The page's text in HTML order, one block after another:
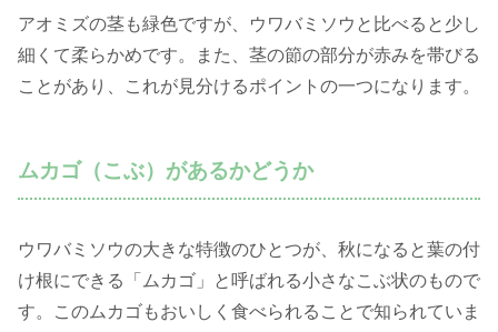
アオミズの茎も緑色ですが、ウワバミソウと比べると少し
細くて柔らかめです。また、茎の節の部分が赤みを帯びる
ことがあり、これが見分けるポイントの一つになります。
ムカゴ（こぶ）があるかどうか
ウワバミソウの大きな特徴のひとつが、秋になると葉の付
け根にできる「ムカゴ」と呼ばれる小さなこぶ状のもので
す。このムカゴもおいしく食べられることで知られていま